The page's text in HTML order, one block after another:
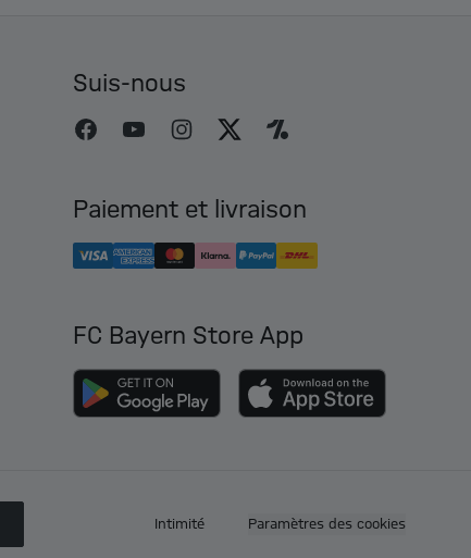
Suis-nous
Paiement et livraison
FC Bayern Store App
Intimité Paramètres des cookies